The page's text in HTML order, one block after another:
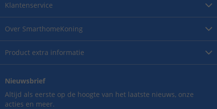
Over SmarthomeKoning
Product extra informatie
Klantenservice
Nieuwsbrief
Altijd als eerste op de hoogte van het laatste nieuws, onze
acties en meer.